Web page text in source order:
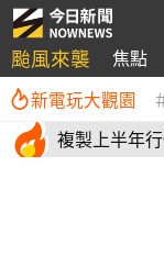
颱風來襲 焦點
新電玩大觀園
複製上半年